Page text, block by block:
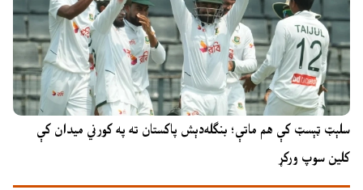
سلېټ ټېسټ کې هم ماتې؛ بنګله‌دېش پاکستان ته په کورني میدان کې
کلین سوپ ورکړ